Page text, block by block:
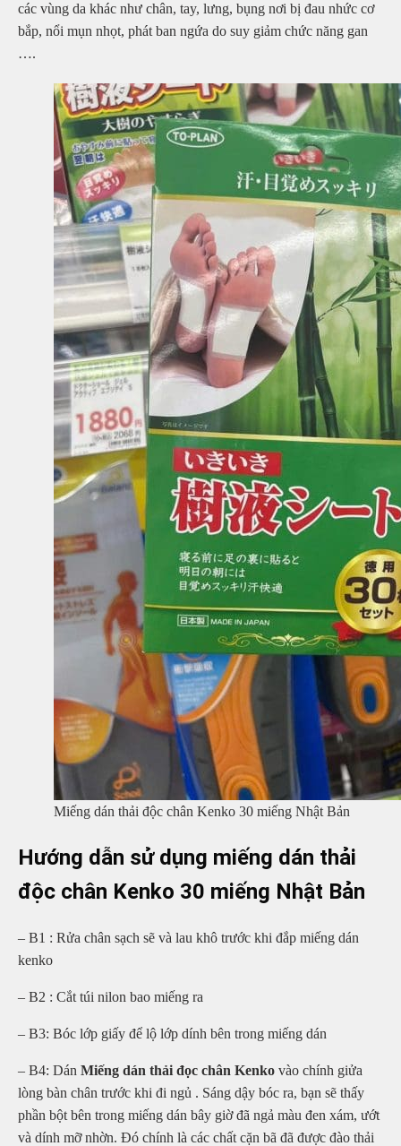
các vùng da khác như chân, tay, lưng, bụng nơi bị đau nhức cơ
bắp, nổi mụn nhọt, phát ban ngứa do suy giảm chức năng gan
….
Miếng dán thải độc chân Kenko 30 miếng Nhật Bản
Hướng dẫn sử dụng miếng dán thải
độc chân Kenko 30 miếng Nhật Bản
– B1 : Rửa chân sạch sẽ và lau khô trước khi đắp miếng dán
kenko
– B2 : Cắt túi nilon bao miếng ra
– B3: Bóc lớp giấy để lộ lớp dính bên trong miếng dán
– B4: Dán Miếng dán thải đọc chân Kenko vào chính giửa
lòng bàn chân trước khi đi ngủ . Sáng dậy bóc ra, bạn sẽ thấy
phần bột bên trong miếng dán bây giờ đã ngả màu đen xám, ướt
và dính mỡ nhờn. Đó chính là các chất cặn bã đã được đào thải